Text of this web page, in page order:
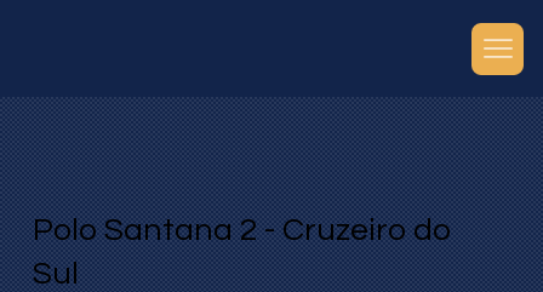
Polo Santana 2 - Cruzeiro do
Sul